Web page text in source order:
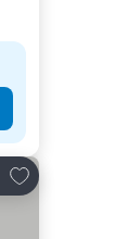
Hozzáadás a